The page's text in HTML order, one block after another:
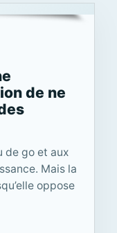
de ne
de go et aux
Mais la
oppose